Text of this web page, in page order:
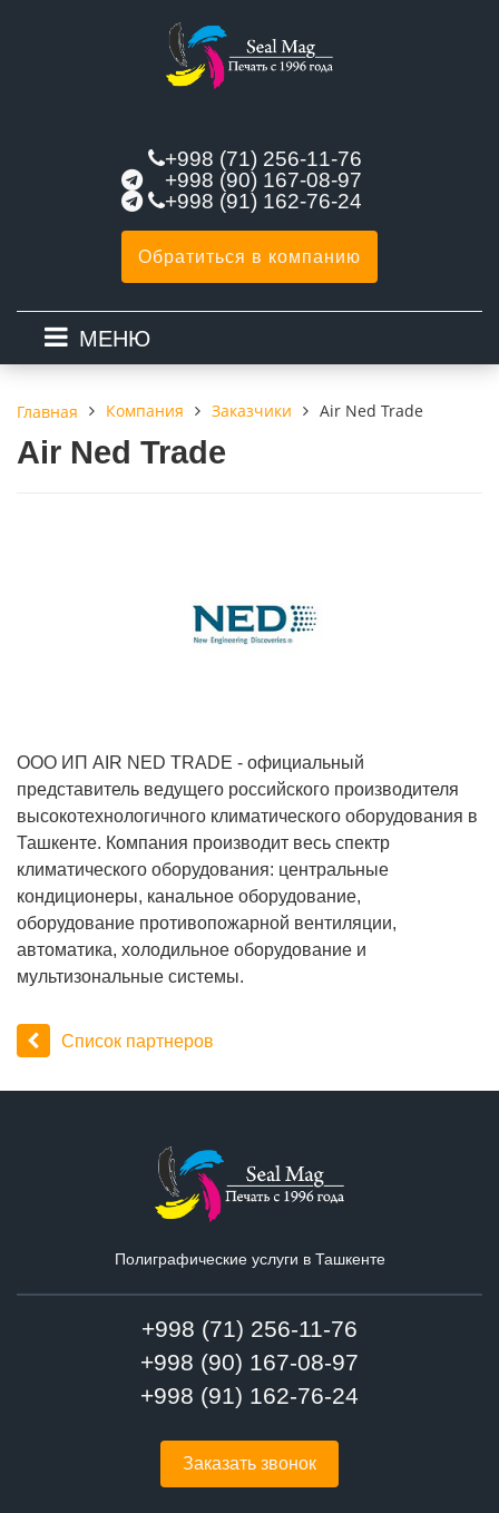
+998 (71) 256-11-76
+998 (90) 167-08-97
+998 (91) 162-76-24
Обратиться в компанию
МЕНЮ
Главная Компания Заказчики Air Ned Trade
Air Ned Trade
ООО ИП AIR NED TRADE - официальный
представитель ведущего российского производителя
высокотехнологичного климатического оборудования в
Ташкенте. Компания производит весь спектр
климатического оборудования: центральные
кондиционеры, канальное оборудование,
оборудование противопожарной вентиляции,
автоматика, холодильное оборудование и
мультизональные системы.
Список партнеров
Полиграфические услуги в Ташкенте
+998 (71) 256-11-76
+998 (90) 167-08-97
+998 (91) 162-76-24
Заказать звонок